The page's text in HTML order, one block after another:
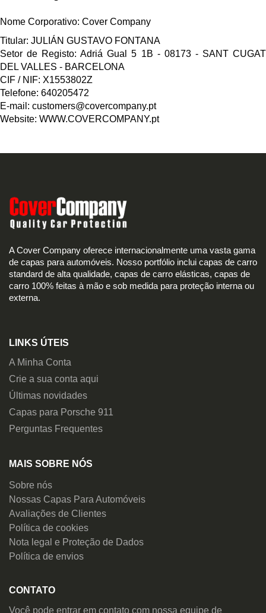
Nome Corporativo: Cover Company
Titular: JULIÁN GUSTAVO FONTANA
Setor de Registo: Adriá Gual 5 1B - 08173 - SANT CUGAT
DEL VALLES - BARCELONA
CIF / NIF: X1553802Z
Telefone: 640205472
E-mail: customers@covercompany.pt
Website: WWW.COVERCOMPANY.pt
A Cover Company oferece internacionalmente uma vasta gama
de capas para automóveis. Nosso portfólio inclui capas de carro
standard de alta qualidade, capas de carro elásticas, capas de
carro 100% feitas à mão e sob medida para proteção interna ou
externa.
LINKS ÚTEIS
A Minha Conta
Crie a sua conta aqui
Últimas novidades
Capas para Porsche 911
Perguntas Frequentes
MAIS SOBRE NÓS
Sobre nós
Nossas Capas Para Automóveis
Avaliações de Clientes
Política de cookies
Nota legal e Proteção de Dados
Política de envios
CONTATO
Você pode entrar em contato com nossa equipe de